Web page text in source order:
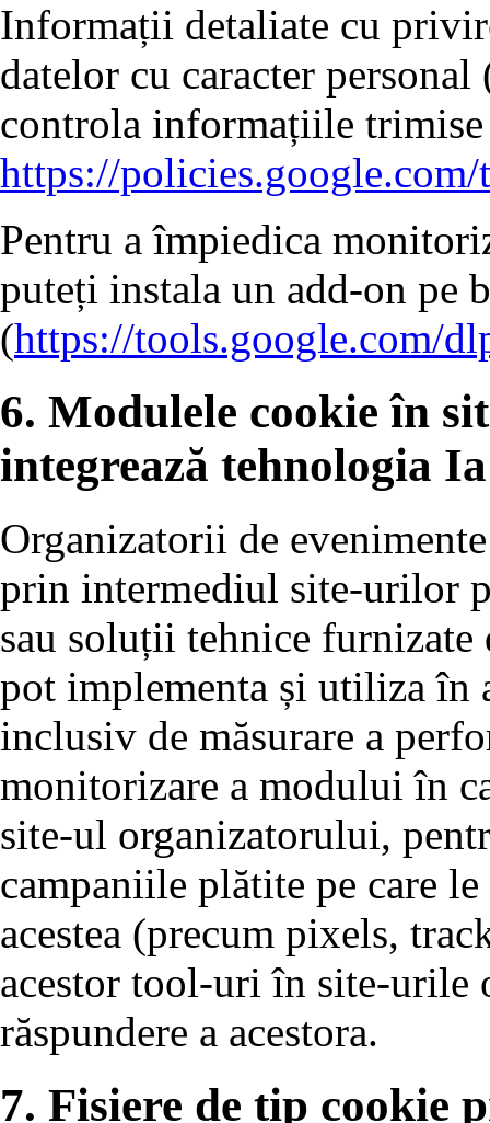
Informații detaliate cu
datelor cu caracter
controla informațiile
https://
Pentru a împiedica
puteți instala un add-on pe
(https://tools.google.com/
6. Modulele cookie în
integrează tehnologia
Organizatorii de
prin intermediul site-urilor
sau soluții tehnice
pot implementa și utiliza în
inclusiv de măsurare a
monitorizare a modului în
site-ul organizatorului,
campaniile plătite pe care
acestea (precum pixels,
acestor tool-uri în site-urile
răspundere a acestora.
7. Fișiere de tip